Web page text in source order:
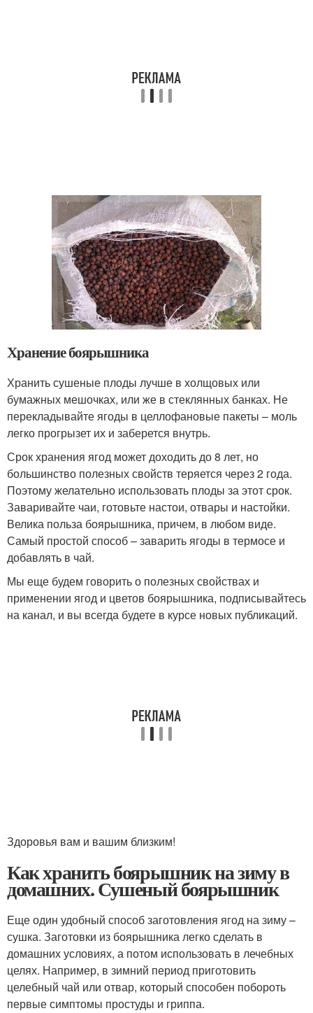
Хранение боярышника
Хранить сушеные плоды лучше в холщовых или
бумажных мешочках, или же в стеклянных банках. Не
перекладывайте ягоды в целлофановые пакеты – моль
легко прогрызет их и заберется внутрь.
Срок хранения ягод может доходить до 8 лет, но
большинство полезных свойств теряется через 2 года.
Поэтому желательно использовать плоды за этот срок.
Заваривайте чаи, готовьте настои, отвары и настойки.
Велика польза боярышника, причем, в любом виде.
Самый простой способ – заварить ягоды в термосе и
добавлять в чай.
Мы еще будем говорить о полезных свойствах и
применении ягод и цветов боярышника, подписывайтесь
на канал, и вы всегда будете в курсе новых публикаций.
Здоровья вам и вашим близким!
Как хранить боярышник на зиму в
домашних. Сушеный боярышник
Еще один удобный способ заготовления ягод на зиму –
сушка. Заготовки из боярышника легко сделать в
домашних условиях, а потом использовать в лечебных
целях. Например, в зимний период приготовить
целебный чай или отвар, который способен побороть
первые симптомы простуды и гриппа.